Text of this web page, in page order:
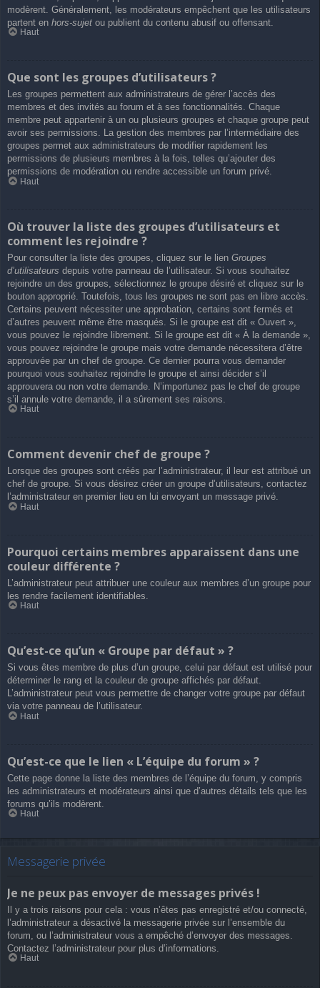
modèrent. Généralement, les modérateurs empêchent que les utilisateurs
partent en hors-sujet ou publient du contenu abusif ou offensant.
Haut
Que sont les groupes d’utilisateurs ?
Les groupes permettent aux administrateurs de gérer l’accès des
membres et des invités au forum et à ses fonctionnalités. Chaque
membre peut appartenir à un ou plusieurs groupes et chaque groupe peut
avoir ses permissions. La gestion des membres par l’intermédiaire des
groupes permet aux administrateurs de modifier rapidement les
permissions de plusieurs membres à la fois, telles qu’ajouter des
permissions de modération ou rendre accessible un forum privé.
Haut
Où trouver la liste des groupes d’utilisateurs et
comment les rejoindre ?
Pour consulter la liste des groupes, cliquez sur le lien Groupes
d’utilisateurs depuis votre panneau de l’utilisateur. Si vous souhaitez
rejoindre un des groupes, sélectionnez le groupe désiré et cliquez sur le
bouton approprié. Toutefois, tous les groupes ne sont pas en libre accès.
Certains peuvent nécessiter une approbation, certains sont fermés et
d’autres peuvent même être masqués. Si le groupe est dit « Ouvert »,
vous pouvez le rejoindre librement. Si le groupe est dit « À la demande »,
vous pouvez rejoindre le groupe mais votre demande nécessitera d’être
approuvée par un chef de groupe. Ce dernier pourra vous demander
pourquoi vous souhaitez rejoindre le groupe et ainsi décider s’il
approuvera ou non votre demande. N’importunez pas le chef de groupe
s’il annule votre demande, il a sûrement ses raisons.
Haut
Comment devenir chef de groupe ?
Lorsque des groupes sont créés par l’administrateur, il leur est attribué un
chef de groupe. Si vous désirez créer un groupe d’utilisateurs, contactez
l’administrateur en premier lieu en lui envoyant un message privé.
Haut
Pourquoi certains membres apparaissent dans une
couleur différente ?
L’administrateur peut attribuer une couleur aux membres d’un groupe pour
les rendre facilement identifiables.
Haut
Qu’est-ce qu’un « Groupe par défaut » ?
Si vous êtes membre de plus d’un groupe, celui par défaut est utilisé pour
déterminer le rang et la couleur de groupe affichés par défaut.
L’administrateur peut vous permettre de changer votre groupe par défaut
via votre panneau de l’utilisateur.
Haut
Qu’est-ce que le lien « L’équipe du forum » ?
Cette page donne la liste des membres de l’équipe du forum, y compris
les administrateurs et modérateurs ainsi que d’autres détails tels que les
forums qu’ils modèrent.
Haut
Messagerie privée
Je ne peux pas envoyer de messages privés !
Il y a trois raisons pour cela : vous n’êtes pas enregistré et/ou connecté,
l’administrateur a désactivé la messagerie privée sur l’ensemble du
forum, ou l’administrateur vous a empêché d’envoyer des messages.
Contactez l’administrateur pour plus d’informations.
Haut